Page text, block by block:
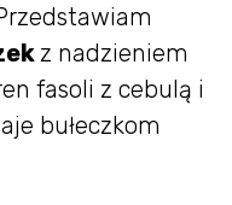
z nadzieniem
fasoli z cebulą i
bułeczkom